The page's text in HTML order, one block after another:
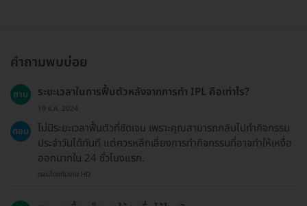
คำถามพบบ่อย
ถาม ระยะเวลาในการฟื้นตัวหลังจากการทำ IPL คือเท่าไร?
19 ธ.ค. 2024
ตอบ
ไม่มีระยะเวลาฟื้นตัวที่ชัดเจน เพราะคุณสามารถกลับไปทำกิจกรรม
ประจำวันได้ทันที แต่ควรหลีกเลี่ยงการทำกิจกรรมที่อาจทำให้เหงื่อ
ออกมากใน 24 ชั่วโมงแรก.
ตอบโดยทีมงาน HD